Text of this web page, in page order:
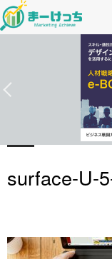
surface-U-